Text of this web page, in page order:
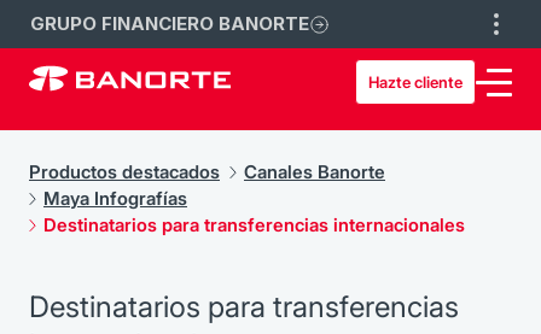
GRUPO FINANCIERO BANORTE
Hazte cliente
Productos destacados
Canales Banorte
Maya Infografías
Destinatarios para transferencias internacionales
Destinatarios para transferencias